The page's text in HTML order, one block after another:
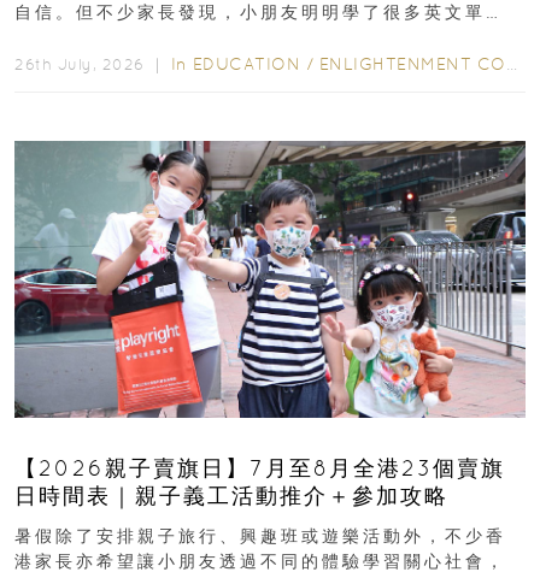
自信。但不少家長發現，小朋友明明學了很多英文單
26th July, 2026 ｜ In EDUCATION / ENLIGHTENMENT CORNER
【2026親子賣旗日】7月至8月全港23個賣旗
日時間表｜親子義工活動推介＋參加攻略
暑假除了安排親子旅行、興趣班或遊樂活動外，不少香
港家長亦希望讓小朋友透過不同的體驗學習關心社會，